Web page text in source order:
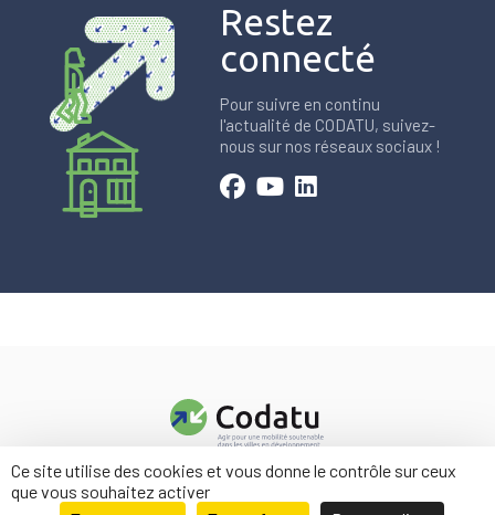
Restez
connecté
Pour suivre en continu
l'actualité de CODATU, suivez-
nous sur nos réseaux sociaux !
Ce site utilise des cookies et vous donne le contrôle sur ceux
que vous souhaitez activer